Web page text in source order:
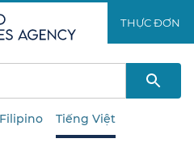
đến
nội
dung
THỰC ĐƠN​​
Filipino Tiếng Việt